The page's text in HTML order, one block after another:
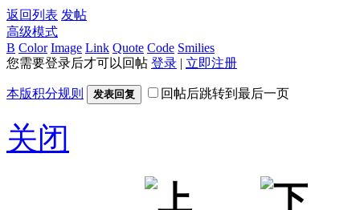
返回列表 发帖
高级模式
B Color Image Link Quote Code Smilies
您需要登录后才可以回帖 登录 | 立即注册
本版积分规则 发表回复 回帖后跳转到最后一页
关闭